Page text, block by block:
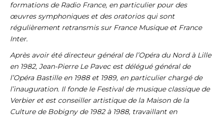
formations de Radio France, en particulier pour des
œuvres symphoniques et des oratorios qui sont
régulièrement retransmis sur France Musique et France
Inter.
Après avoir été directeur général de l’Opéra du Nord à Lille
en 1982, Jean-Pierre Le Pavec est délégué général de
l’Opéra Bastille en 1988 et 1989, en particulier chargé de
l’inauguration. Il fonde le Festival de musique classique de
Verbier et est conseiller artistique de la Maison de la
Culture de Bobigny de 1982 à 1988, travaillant en